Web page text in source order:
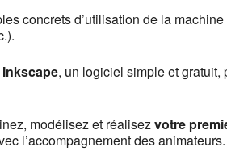
concrets d’utilisation de la
Inkscape, un logiciel simple et
modélisez et réalisezvotre
l’accompagnement des animateurs.